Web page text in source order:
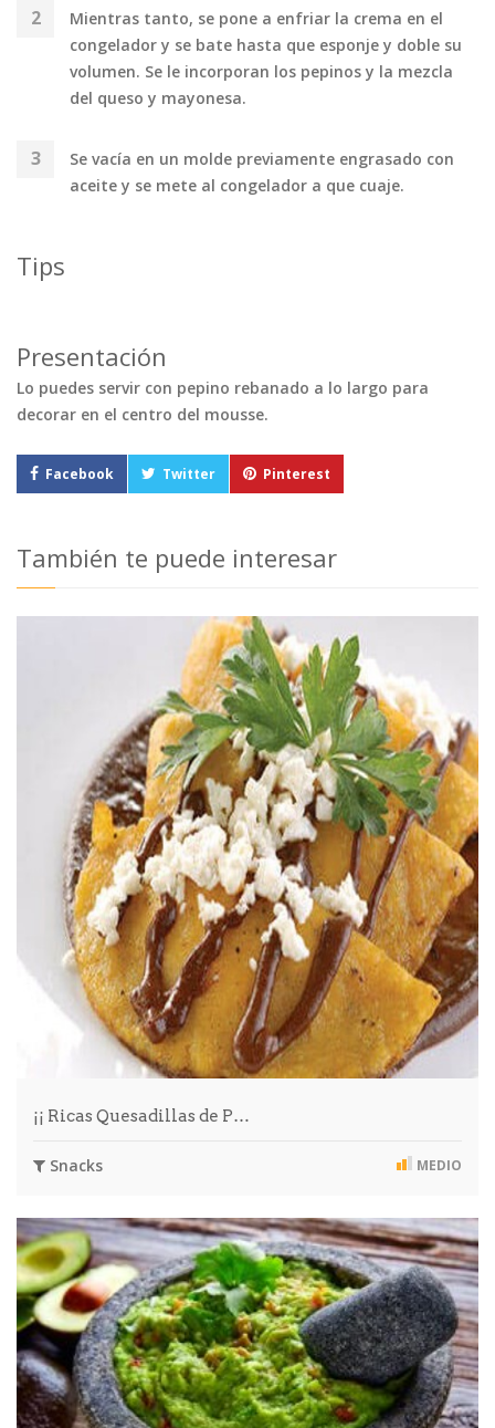
Mientras tanto, se pone a enfriar la crema en el
congelador y se bate hasta que esponje y doble su
volumen. Se le incorporan los pepinos y la mezcla
del queso y mayonesa.
Se vacía en un molde previamente engrasado con
aceite y se mete al congelador a que cuaje.
Tips
Presentación
Lo puedes servir con pepino rebanado a lo largo para
decorar en el centro del mousse.
Facebook Twitter Pinterest
También te puede interesar
¡¡ Ricas Quesadillas de P…
Snacks MEDIO